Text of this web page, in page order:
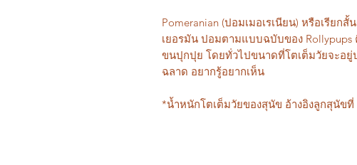
Pomeranian (ปอมเมอเรเนียน) หรือเรียก
เยอรมัน ปอมตามแบบฉบับของ
ขนปุกปุย โดยทั่วไปขนาดที่โตเต็มวัยจะอ
ฉลาด อยากรู้อยากเห็น
*น้ำหนักโตเต็มวัยของสุนัข อ้างอิงลูกสุนัขที่